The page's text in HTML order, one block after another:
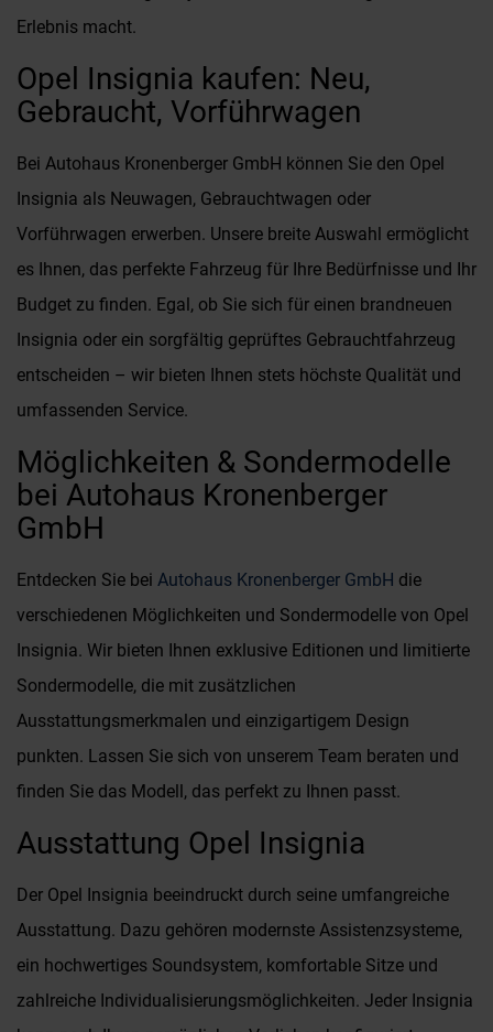
Erlebnis macht.
Opel Insignia kaufen: Neu,
Gebraucht, Vorführwagen
Bei Autohaus Kronenberger GmbH können Sie den Opel
Insignia als Neuwagen, Gebrauchtwagen oder
Vorführwagen erwerben. Unsere breite Auswahl ermöglicht
es Ihnen, das perfekte Fahrzeug für Ihre Bedürfnisse und Ihr
Budget zu finden. Egal, ob Sie sich für einen brandneuen
Insignia oder ein sorgfältig geprüftes Gebrauchtfahrzeug
entscheiden – wir bieten Ihnen stets höchste Qualität und
umfassenden Service.
Möglichkeiten & Sondermodelle
bei Autohaus Kronenberger
GmbH
Entdecken Sie bei Autohaus Kronenberger GmbH die
verschiedenen Möglichkeiten und Sondermodelle von Opel
Insignia. Wir bieten Ihnen exklusive Editionen und limitierte
Sondermodelle, die mit zusätzlichen
Ausstattungsmerkmalen und einzigartigem Design
punkten. Lassen Sie sich von unserem Team beraten und
finden Sie das Modell, das perfekt zu Ihnen passt.
Ausstattung Opel Insignia
Der Opel Insignia beeindruckt durch seine umfangreiche
Ausstattung. Dazu gehören modernste Assistenzsysteme,
ein hochwertiges Soundsystem, komfortable Sitze und
zahlreiche Individualisierungsmöglichkeiten. Jeder Insignia